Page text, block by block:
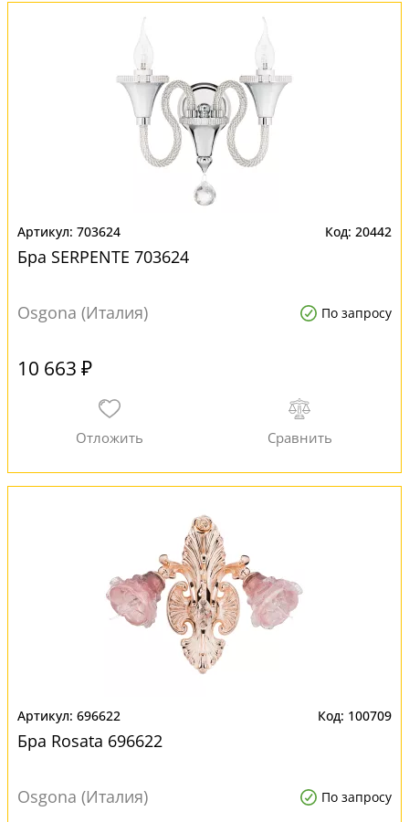
703624 20442
Бра SERPENTE 703624
Osgona (Италия) По запросу
10 663 ₽
696622 100709
Бра Rosata 696622
Osgona (Италия) По запросу